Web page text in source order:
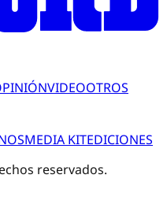
VIDEOOTROS
MEDIA KITEDICIONES
reservados.